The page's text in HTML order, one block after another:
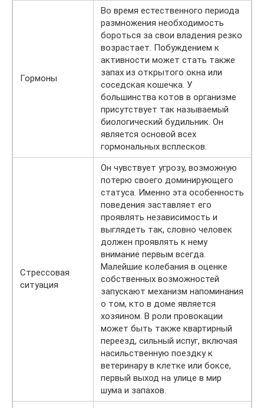
Гормоны
Во время естественного периода
размножения необходимость
бороться за свои владения резко
возрастает. Побуждением к
активности может стать также
запах из открытого окна или
соседская кошечка. У
большинства котов в организме
присутствует так называемый
биологический будильник. Он
является основой всех
гормональных всплесков.
Стрессовая
ситуация
Он чувствует угрозу, возможную
потерю своего доминирующего
статуса. Именно эта особенность
поведения заставляет его
проявлять независимость и
выглядеть так, словно человек
должен проявлять к нему
внимание первым всегда.
Малейшие колебания в оценке
собственных возможностей
запускают механизм напоминания
о том, кто в доме является
хозяином. В роли провокации
может быть также квартирный
переезд, сильный испуг, включая
насильственную поездку к
ветеринару в клетке или боксе,
первый выход на улице в мир
шума и запахов.